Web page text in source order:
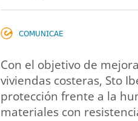
𝖢𝖮𝖬𝖴𝖭𝖨𝖢𝖠𝖤
Con el objetivo de
viviendas costeras, Sto
protección frente a la
materiales con